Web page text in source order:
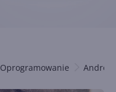
Oprogramowanie Android